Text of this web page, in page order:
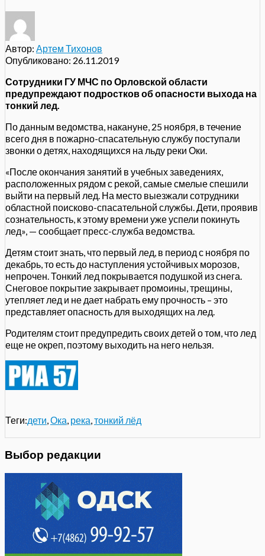
Автор: Артем Тихонов
Опубликовано: 26.11.2019
Сотрудники ГУ МЧС по Орловской области
предупреждают подростков об опасности выхода на
тонкий лед.
По данным ведомства, накануне, 25 ноября, в течение
всего дня в пожарно-спасательную службу поступали
звонки о детях, находящихся на льду реки Оки.
«После окончания занятий в учебных заведениях,
расположенных рядом с рекой, самые смелые спешили
выйти на первый лед. На место выезжали сотрудники
областной поисково-спасательной службы. Дети, проявив
сознательность, к этому времени уже успели покинуть
лед», — сообщает пресс-служба ведомства.
Детям стоит знать, что первый лед, в период с ноября по
декабрь, то есть до наступления устойчивых морозов,
непрочен. Тонкий лед покрывается подушкой из снега.
Снеговое покрытие закрывает промоины, трещины,
утепляет лед и не дает набрать ему прочность – это
представляет опасность для выходящих на лед.
Родителям стоит предупредить своих детей о том, что лед
еще не окреп, поэтому выходить на него нельзя.
Теги:дети Ока река тонкий лёд
Выбор редакции